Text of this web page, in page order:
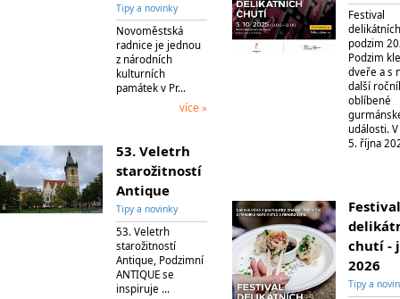
Tipy a novinky
Novoměstská
radnice je jednou
z národních
kulturních
památek v Pr…
více »
53. Veletrh
starožitností
Antique
Tipy a novinky
53. Veletrh
starožitností
Antique, Podzimní
ANTIQUE se
inspiruje …
Festival
podzim
Podzim
dveře a s
další
oblíbené
události.
5. října
Festival
chutí -
2026
Tipy a